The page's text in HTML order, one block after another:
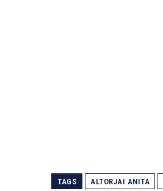
TAGS ALTORJAI ANITA